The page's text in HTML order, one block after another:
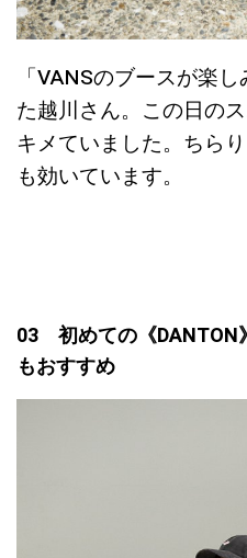
「VANSのブースが楽
た越川さん。この日の
キメていました。ちら
も効いています。
03 初めての《DANTON
もおすすめ